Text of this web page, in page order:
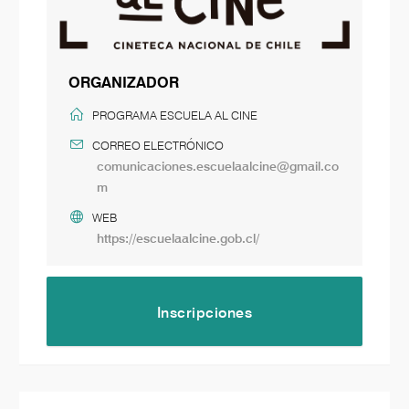
ORGANIZADOR
PROGRAMA ESCUELA AL CINE
CORREO ELECTRÓNICO
comunicaciones.escuelaalcine@gmail.co
m
WEB
https://escuelaalcine.gob.cl/
Inscripciones